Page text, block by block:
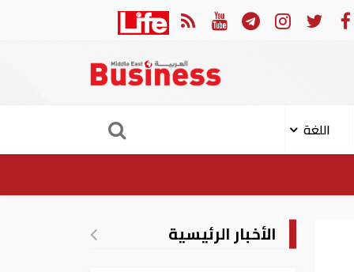
إعادة فتح مضيق هرمز مرهونة بقبول واشنطن الكامل لشروط طهران
اللغة
الأخبار الرئيسية